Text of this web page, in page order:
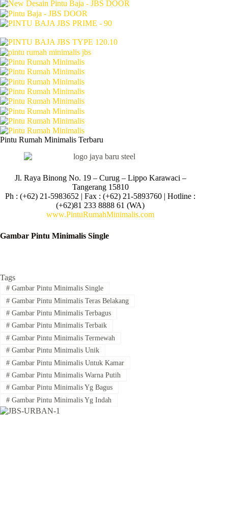
Pintu Rumah Minimalis Terbaru
Jl. Raya Binong No. 19 – Curug – Lippo Karawaci –
Tangerang 15810
Ph : (+62) 21-5983652 | Fax : (+62) 21-5893760 | Hotline :
(+62)81 233 8888 61 (WA)
www.PintuRumahMinimalis.com
Gambar Pintu Minimalis Single
Tags
#Gambar Pintu Minimalis Single
#Gambar Pintu Minimalis Teras Belakang
#Gambar Pintu Minimalis Terbagus
#Gambar Pintu Minimalis Terbaik
#Gambar Pintu Minimalis Termewah
#Gambar Pintu Minimalis Unik
#Gambar Pintu Minimalis Untuk Kamar
#Gambar Pintu Minimalis Warna Putih
#Gambar Pintu Minimalis Yg Bagus
#Gambar Pintu Minimalis Yg Indah